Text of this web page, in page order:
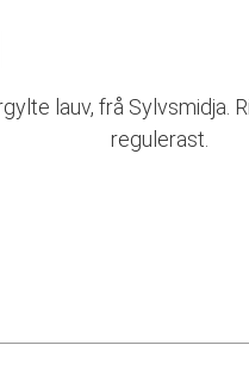
lauv, frå Sylvsmidja.
regulerast.